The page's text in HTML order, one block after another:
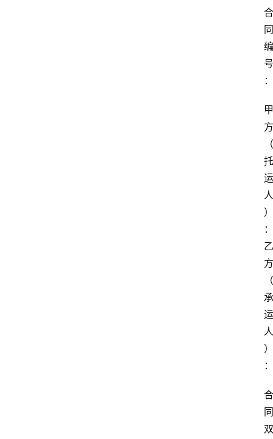
合
同
编
号
：
甲
方
（
托
运
人
）
：
乙
方
（
承
运
人
）
：
合
同
双